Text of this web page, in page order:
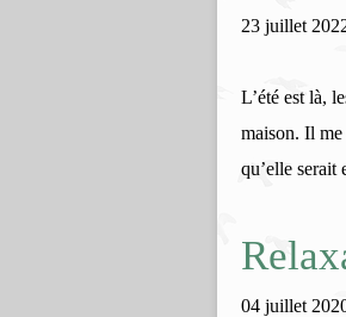
23 juillet
L’été est là,
maison. Il me
qu’elle serait
04 juillet